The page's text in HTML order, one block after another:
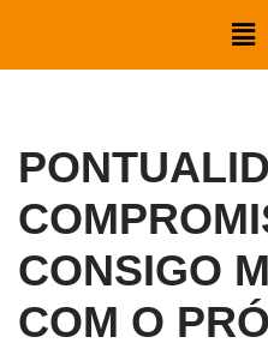
CONSIGO
COM O